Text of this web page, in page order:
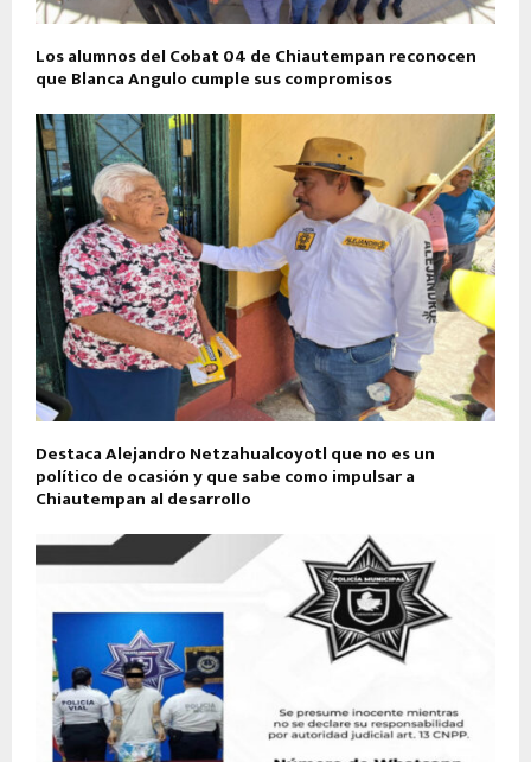
Los alumnos del Cobat 04 de Chiautempan reconocen
que Blanca Angulo cumple sus compromisos
Destaca Alejandro Netzahualcoyotl que no es un
político de ocasión y que sabe como impulsar a
Chiautempan al desarrollo